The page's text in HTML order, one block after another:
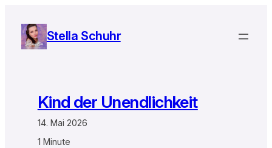
Inhalt
springen
Stella Schuhr
Kind der Unendlichkeit
14. Mai 2026
1 Minute